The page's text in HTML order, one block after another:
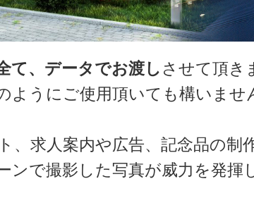
て、データでお渡し させて頂き
ようにご使用頂いても構いませ
、求人案内や広告、記念品の制
で撮影した写真が威力を発揮